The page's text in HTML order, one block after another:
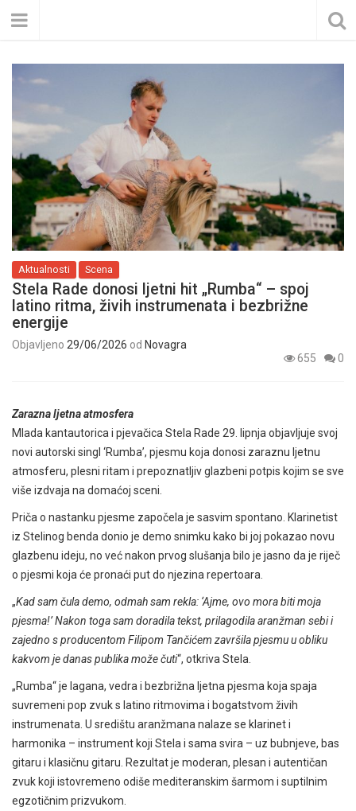
Aktualnosti Scena
Stela Rade donosi ljetni hit „Rumba“ – spoj
latino ritma, živih instrumenata i bezbrižne
energije
Objavljeno 29/06/2026 od Novagra
655
0
Zarazna ljetna atmosfera
Mlada kantautorica i pjevačica Stela Rade 29. lipnja objavljuje svoj
novi autorski singl ‘Rumba’, pjesmu koja donosi zaraznu ljetnu
atmosferu, plesni ritam i prepoznatljiv glazbeni potpis kojim se sve
više izdvaja na domaćoj sceni.
Priča o nastanku pjesme započela je sasvim spontano. Klarinetist
iz Stelinog benda donio je demo snimku kako bi joj pokazao novu
glazbenu ideju, no već nakon prvog slušanja bilo je jasno da je riječ
o pjesmi koja će pronaći put do njezina repertoara.
„Kad sam čula demo, odmah sam rekla: ‘Ajme, ovo mora biti moja
pjesma!’ Nakon toga sam doradila tekst, prilagodila aranžman sebi i
zajedno s producentom Filipom Tančićem završila pjesmu u obliku
kakvom je danas publika može čuti“, otkriva Stela.
„Rumba“ je lagana, vedra i bezbrižna ljetna pjesma koja spaja
suvremeni pop zvuk s latino ritmovima i bogatstvom živih
instrumenata. U središtu aranžmana nalaze se klarinet i
harmonika – instrument koji Stela i sama svira – uz bubnjeve, bas
gitaru i klasičnu gitaru. Rezultat je moderan, plesan i autentičan
zvuk koji istovremeno odiše mediteranskim šarmom i suptilnim
egzotičnim prizvukom.